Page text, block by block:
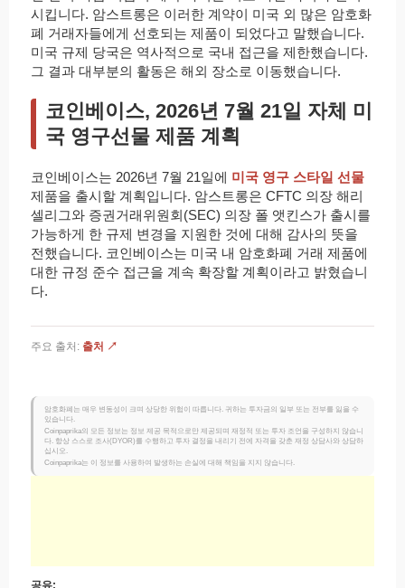
시킵니다. 암스트롱은 이러한 계약이 미국 외 많은 암호화
폐 거래자들에게 선호되는 제품이 되었다고 말했습니다.
미국 규제 당국은 역사적으로 국내 접근을 제한했습니다.
그 결과 대부분의 활동은 해외 장소로 이동했습니다.
코인베이스, 2026년 7월 21일 자체 미
국 영구선물 제품 계획
코인베이스는 2026년 7월 21일에 미국 영구 스타일 선물
제품을 출시할 계획입니다. 암스트롱은 CFTC 의장 해리
셀리그와 증권거래위원회(SEC) 의장 폴 앳킨스가 출시를
가능하게 한 규제 변경을 지원한 것에 대해 감사의 뜻을
전했습니다. 코인베이스는 미국 내 암호화폐 거래 제품에
대한 규정 준수 접근을 계속 확장할 계획이라고 밝혔습니
다.
주요 출처: 출처 ↗
암호화폐는 매우 변동성이 크며 상당한 위험이 따릅니다. 귀하는 투자금의 일부 또는 전부를 잃을 수
있습니다.
Coinpaprika의 모든 정보는 정보 제공 목적으로만 제공되며 재정적 또는 투자 조언을 구성하지 않습니
다. 항상 스스로 조사(DYOR)를 수행하고 투자 결정을 내리기 전에 자격을 갖춘 재정 상담사와 상담하
십시오.
Coinpaprika는 이 정보를 사용하여 발생하는 손실에 대해 책임을 지지 않습니다.
공유: